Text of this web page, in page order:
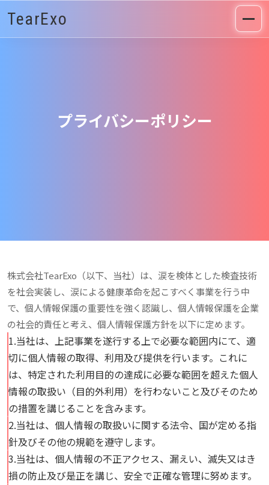
TearExo
プライバシーポリシー
株式会社TearExo（以下、当社）は、涙を検体とした検査技術
を社会実装し、涙による健康革命を起こすべく事業を行う中
で、個人情報保護の重要性を強く認識し、個人情報保護を企業
の社会的責任と考え、個人情報保護方針を以下に定めます。
1.当社は、上記事業を遂行する上で必要な範囲内にて、適
切に個人情報の取得、利用及び提供を行います。これに
は、特定された利用目的の達成に必要な範囲を超えた個人
情報の取扱い（目的外利用）を行わないこと及びそのため
の措置を講じることを含みます。
2.当社は、個人情報の取扱いに関する法令、国が定める指
針及びその他の規範を遵守します。
3.当社は、個人情報の不正アクセス、漏えい、滅失又はき
損の防止及び是正を講じ、安全で正確な管理に努めます。